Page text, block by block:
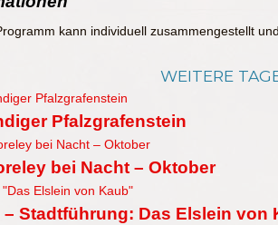
kann individuell zusammengestellt
WEITERE
Pfalzgrafenstein
bei Nacht – Oktober
– Stadtführung: Das Elslein von